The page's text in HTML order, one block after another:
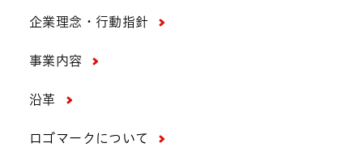
企業理念・行動指針
事業内容
沿革
ロゴマークについて